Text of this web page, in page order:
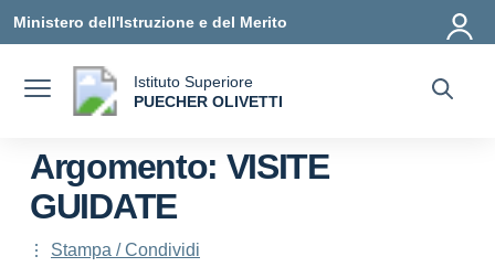
Ministero dell'Istruzione e del Merito
Istituto Superiore
PUECHER OLIVETTI
Argomento: VISITE
GUIDATE
Stampa / Condividi